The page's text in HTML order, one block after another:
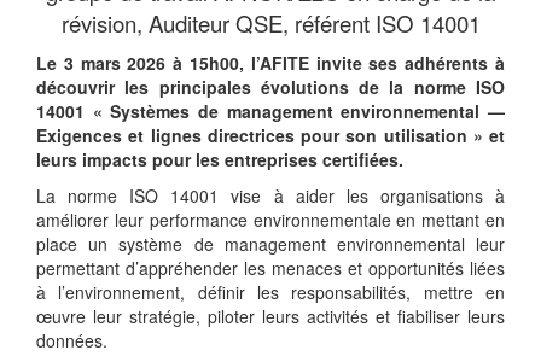
révision, Auditeur QSE, référent ISO 14001
Le 3 mars 2026 à 15h00, l’AFITE invite ses adhérents à
découvrir les principales évolutions de la norme ISO
14001 « Systèmes de management environnemental —
Exigences et lignes directrices pour son utilisation » et
leurs impacts pour les entreprises certifiées.
La norme ISO 14001 vise à aider les organisations à
améliorer leur performance environnementale en mettant en
place un système de management environnemental leur
permettant d’appréhender les menaces et opportunités liées
à l’environnement, définir les responsabilités, mettre en
œuvre leur stratégie, piloter leurs activités et fiabiliser leurs
données.